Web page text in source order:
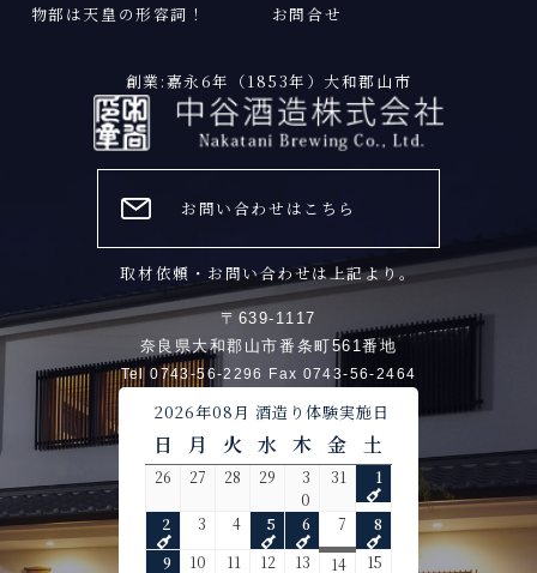
物部は天皇の形容詞 ！
お問合せ
創業:嘉永6年（1853年）大和郡山市
お問い合わせはこちら
取材依頼・お問い合わせは上記より。
〒639-1117
奈良県大和郡山市番条町561番地
Tel 0743-56-2296 Fax 0743-56-2464